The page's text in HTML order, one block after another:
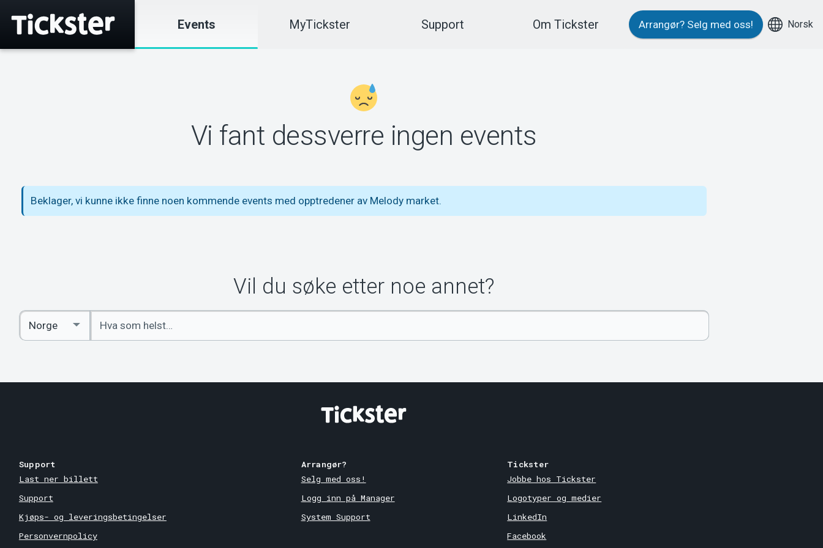
Events MyTickster Support Om Tickster Arrangør? Selg med oss! Norsk
Vi fant dessverre ingen events
Beklager, vi kunne ikke finne noen kommende events med opptredener av Melody market.
Vil du søke etter noe annet?
Angi
nøkkelord
Select
Country
Support
Last ner billett
Support
Kjøps- og leveringsbetingelser
Personvernpolicy
Arrangør?
Selg med oss!
Logg inn på Manager
System Support
Tickster
Jobbe hos Tickster
Logotyper og medier
LinkedIn
Facebook